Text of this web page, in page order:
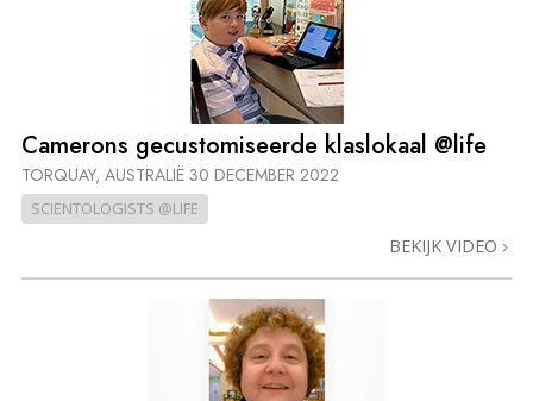
Camerons gecustomiseerde klaslokaal @life
TORQUAY, AUSTRALIË 30 DECEMBER 2022
SCIENTOLOGISTS @LIFE
BEKIJK VIDEO